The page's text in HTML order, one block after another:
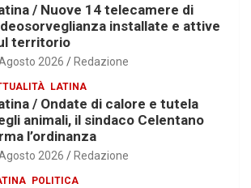
/ Nuove 14 telecamere di
installate e attive
territorio
2026 Redazione
LATINA
/ Ondate di calore e tutela
animali, il sindaco Celentano
l’ordinanza
2026 Redazione
POLITICA